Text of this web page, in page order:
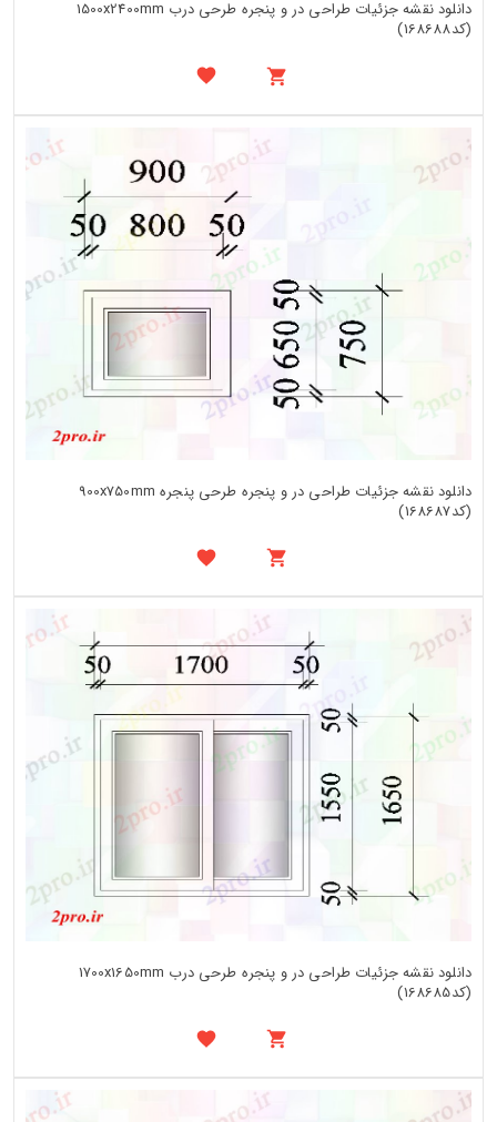
دانلود نقشه جزئیات طراحی در و پنجره طرحی درب 1500x2400mm
(کد168688)
دانلود نقشه جزئیات طراحی در و پنجره طرحی پنجره 900x750mm
(کد168687)
دانلود نقشه جزئیات طراحی در و پنجره طرحی درب 1700x1650mm
(کد168685)